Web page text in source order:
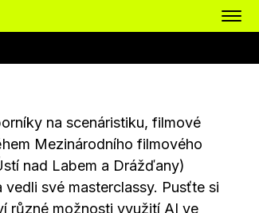
na scenáristiku, filmové
Mezinárodního filmového
nad Labem a Drážďany)
své masterclassy. Pusťte si
různé možnosti využití AI ve